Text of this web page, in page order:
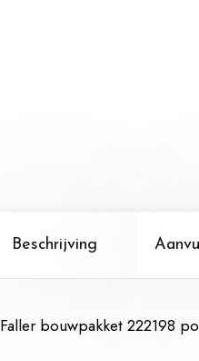
Beschrijving
Faller bouwpakket 222198